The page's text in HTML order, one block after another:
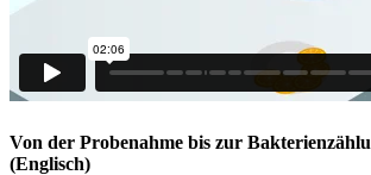
Von der Probenahme bis zur
(Englisch)